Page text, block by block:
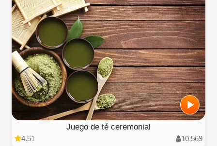
Juego de té ceremonial
4.51 10,569